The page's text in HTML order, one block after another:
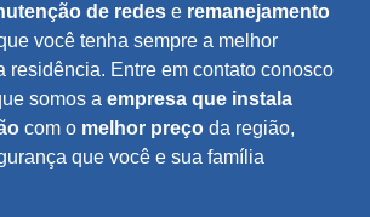
de redes e remanejamento
você tenha sempre a melhor
residência. Entre em contato conosco
somos a empresa que instala
com o melhor preço da região,
que você e sua família